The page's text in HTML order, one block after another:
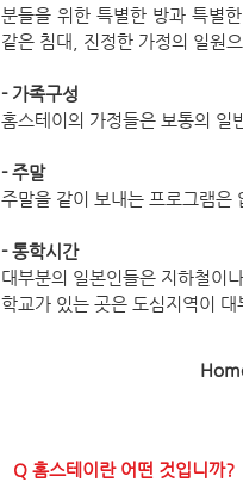
분들을 위한 특별한 방과 특별
같은 침대, 진정한 가정의 일원
- 가족구성
홈스테이의 가정들은 보통의 일
- 주말
주말을 같이 보내는 프로그램은
- 통학시간
대부분의 일본인들은 지하철이
학교가 있는 곳은 도심지역이
Q 홈스테이란 어떤 것입니까?